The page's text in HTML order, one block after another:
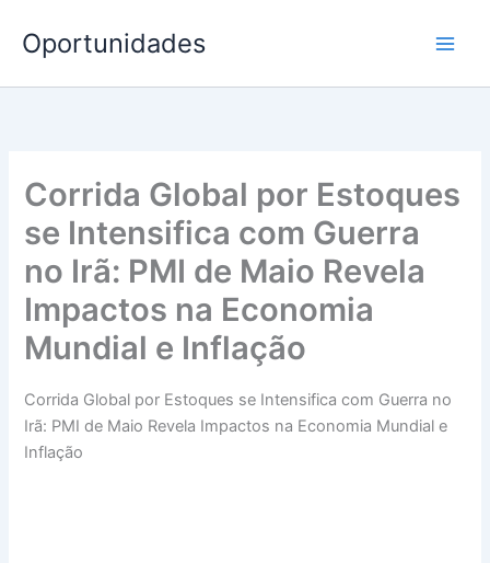
para
conteúdo
Oportunidades
Corrida Global por Estoques
se Intensifica com Guerra
no Irã: PMI de Maio Revela
Impactos na Economia
Mundial e Inflação
Corrida Global por Estoques se Intensifica com Guerra no
Irã: PMI de Maio Revela Impactos na Economia Mundial e
Inflação